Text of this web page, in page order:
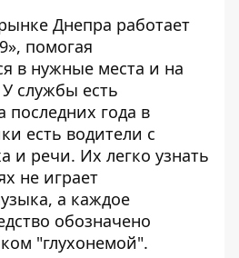
Днепра работает
помогая
в нужные места и на
службы есть
последних года в
есть водители с
и речи. Их легко узнать
не играет
а каждое
обозначено
"глухонемой".